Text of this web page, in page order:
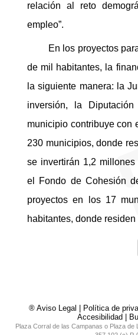
relación al reto
empleo”.
En los proyectos
de mil habitantes, la
la siguiente manera: la
inversión, la
municipio contribuye con
230 municipios, donde
se invertirán 1,2
el Fondo de Cohesión
proyectos en los 17
habitantes, donde
® Aviso Legal | Política de
Accesibilidad|
Plaza Corral de las Campanas o Plaza